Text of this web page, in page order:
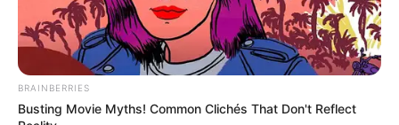
BRAINBERRIES
Busting Movie Myths! Common Clichés That Don't Reflect